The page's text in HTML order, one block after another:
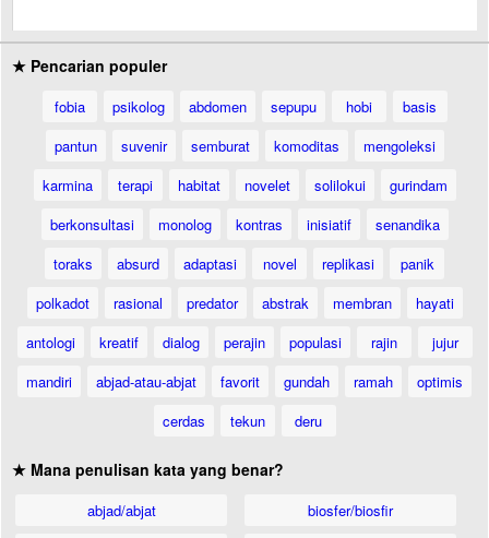
★ Pencarian populer
fobia psikolog abdomen sepupu hobi
basis
pantun
suvenir semburat komoditas
mengoleksi
karmina
terapi habitat novelet solilokui
gurindam
berkonsultasi
monolog kontras inisiatif
senandika
toraks
absurd adaptasi novel replikasi
panik
polkadot
rasional predator abstrak membran
hayati
antologi
kreatif dialog perajin populasi rajin
jujur
mandiri
abjad-atau-abjat favorit gundah ramah
optimis
cerdas
tekun deru
★ Mana penulisan kata yang benar?
abjad/abjat
biosfer/biosfir